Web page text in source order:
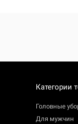
Категории
Головные
Для мужчин